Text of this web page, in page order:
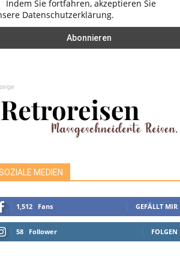
Indem Sie fortfahren, akzeptieren Sie
Datenschutzerklärung.
SOZIALE MEDIEN
1,512 Fans GEFÄLLT MIR
58 Follower FOLGEN